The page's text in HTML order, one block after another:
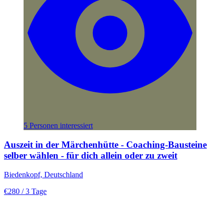
5 Personen interessiert
Auszeit in der Märchenhütte - Coaching-Bausteine
selber wählen - für dich allein oder zu zweit
Biedenkopf, Deutschland
€280 / 3 Tage